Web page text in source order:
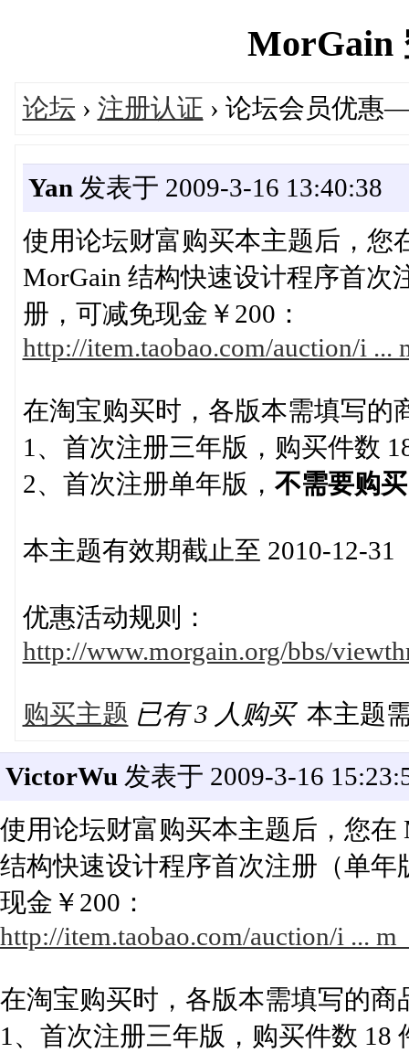
MorGain
论坛 › 注册认证 › 论坛会员优惠
Yan 发表于 2009-3-16 13:40:38
使用论坛财富购买本主题后，您
MorGain 结构快速设计程序首次
册，可减免现金￥200：
http://item.taobao.com/auction/i ...
在淘宝购买时，各版本需填写的
1、首次注册三年版，购买件数
2、首次注册单年版， 不需要购买
本主题有效期截止至 2010-12-31
优惠活动规则：
http://www.morgain.org/bbs/
购买主题 已有 3 人购买 本主题
VictorWu 发表于 2009-3-16
使用论坛财富购买本主题后，您在
结构快速设计程序首次注册（单
现金￥200：
http://item.taobao.com/auction/i ...
在淘宝购买时，各版本需填写的商
1、首次注册三年版，购买件数 18